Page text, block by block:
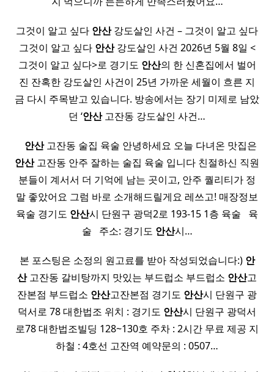
그것이 알고 싶다 안산강도살인 사건 – 그것이 알고 싶다
그것이 알고 싶다 안산강도살인 사건 2026년 5월 8일 <
그것이 알고 싶다>로 경기도 안산의 한 신혼집에서 벌어
진 잔혹한 강도살인 사건이 25년 가까운 세월이 흐른 지
금 다시 주목받고 있습니다. 방송에서는 장기 미제로 남았
던 ‘안산고잔동 강도살인 사건…
안산고잔동 술집 육술 안녕하세요 오늘 다녀온 맛집은
안산고잔동 안주 잘하는 술집 육술 입니다 친절하신 직원
분들이 계서서 더 기억에 남는 곳이고, 안주 퀄리티가 정
말 좋았어요 그럼 바로 소개해드릴게요 레쓰고! 매장정보
육술 경기도 안산시 단원구 광덕2로 193-15 1층 육술 ​ ​ 육
술 ​ ​ 주소: 경기도 안산시…
본 포스팅은 소정의 원고료를 받아 작성되었습니다:) 안
산고잔동 갈비탕까지 맛있는 부드럽소 부드럽소 안산고
잔본점 부드럽소 안산고잔본점 경기도 안산시 단원구 광
덕서로 78 대한법조 위치 : 경기도 안산시 단원구 광덕서
로78 대한법조빌딩 128~130호 주차 : 2시간 무료 제공 지
하철 : 4호선 고잔역 예약문의 : 0507…